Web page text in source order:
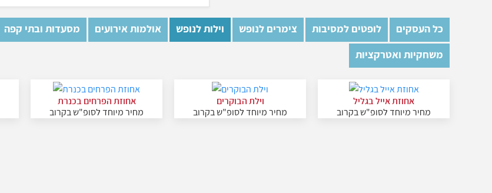
כל העסקים לופטים למסיבות צימרים לנופש וילות לנופש אולמות אירועים מסעדות ובתי קפה
משחקיות ואטרקציות
אחוזת הפרחים בכנרת
מחיר מיוחד לסופ"ש בקרוב
וילת הבוקרים
מחיר מיוחד לסופ"ש בקרוב
אחוזת אייל בגליל
מחיר מיוחד לסופ"ש בקרוב